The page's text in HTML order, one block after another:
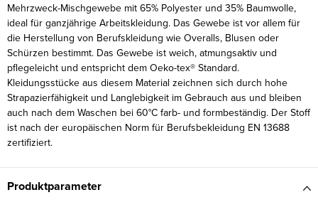
Mehrzweck-Mischgewebe mit 65% Polyester und 35% Baumwolle,
ideal für ganzjährige Arbeitskleidung. Das Gewebe ist vor allem für
die Herstellung von Berufskleidung wie Overalls, Blusen oder
Schürzen bestimmt. Das Gewebe ist weich, atmungsaktiv und
pflegeleicht und entspricht dem Oeko-tex® Standard.
Kleidungsstücke aus diesem Material zeichnen sich durch hohe
Strapazierfähigkeit und Langlebigkeit im Gebrauch aus und bleiben
auch nach dem Waschen bei 60°C farb- und formbeständig. Der Stoff
ist nach der europäischen Norm für Berufsbekleidung EN 13688
zertifiziert.
Produktparameter